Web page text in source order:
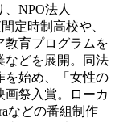
NPO法人
定時制高校や、
教育プログラムを
などを展開。同法
を始め、「女性の
画祭入賞。ローカ
などの番組制作